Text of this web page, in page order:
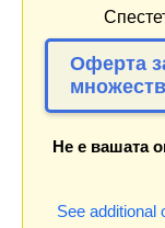
Оферта
Не е вашата
See additional